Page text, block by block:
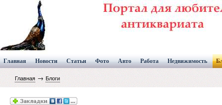
Главная Новости Статьи Фото Авто Работа Недвижимость
Главная → Блоги